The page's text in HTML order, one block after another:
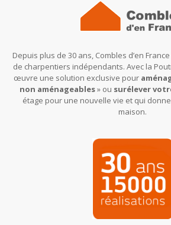
Depuis plus de 30 ans, Combles d’en
de charpentiers indépendants. Avec la
œuvre une solution exclusive pour
non aménageables» ou surélever
étage pour une nouvelle vie et qui
maison.